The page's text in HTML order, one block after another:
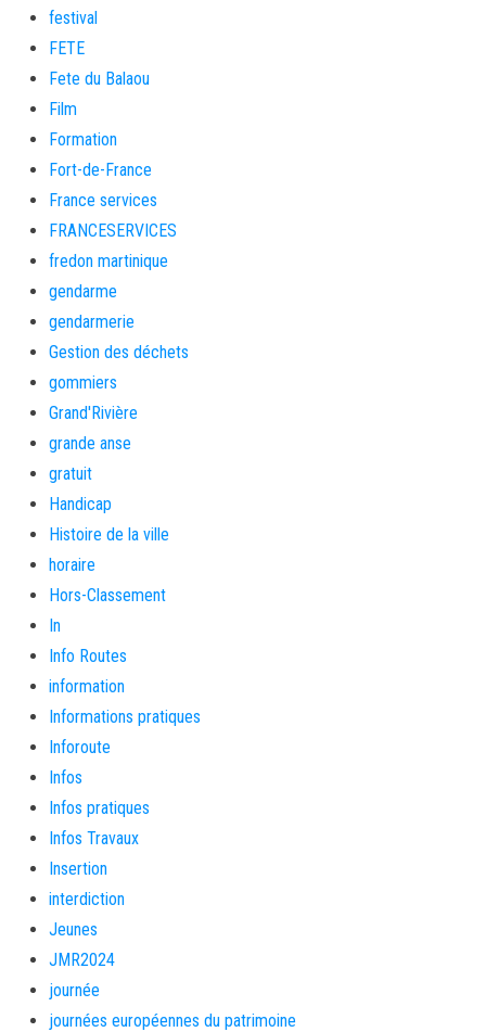
festival
FETE
Fete du Balaou
Film
Formation
Fort-de-France
France services
FRANCESERVICES
fredon martinique
gendarme
gendarmerie
Gestion des déchets
gommiers
Grand'Rivière
grande anse
gratuit
Handicap
Histoire de la ville
horaire
Hors-Classement
In
Info Routes
information
Informations pratiques
Inforoute
Infos
Infos pratiques
Infos Travaux
Insertion
interdiction
Jeunes
JMR2024
journée
journées européennes du patrimoine